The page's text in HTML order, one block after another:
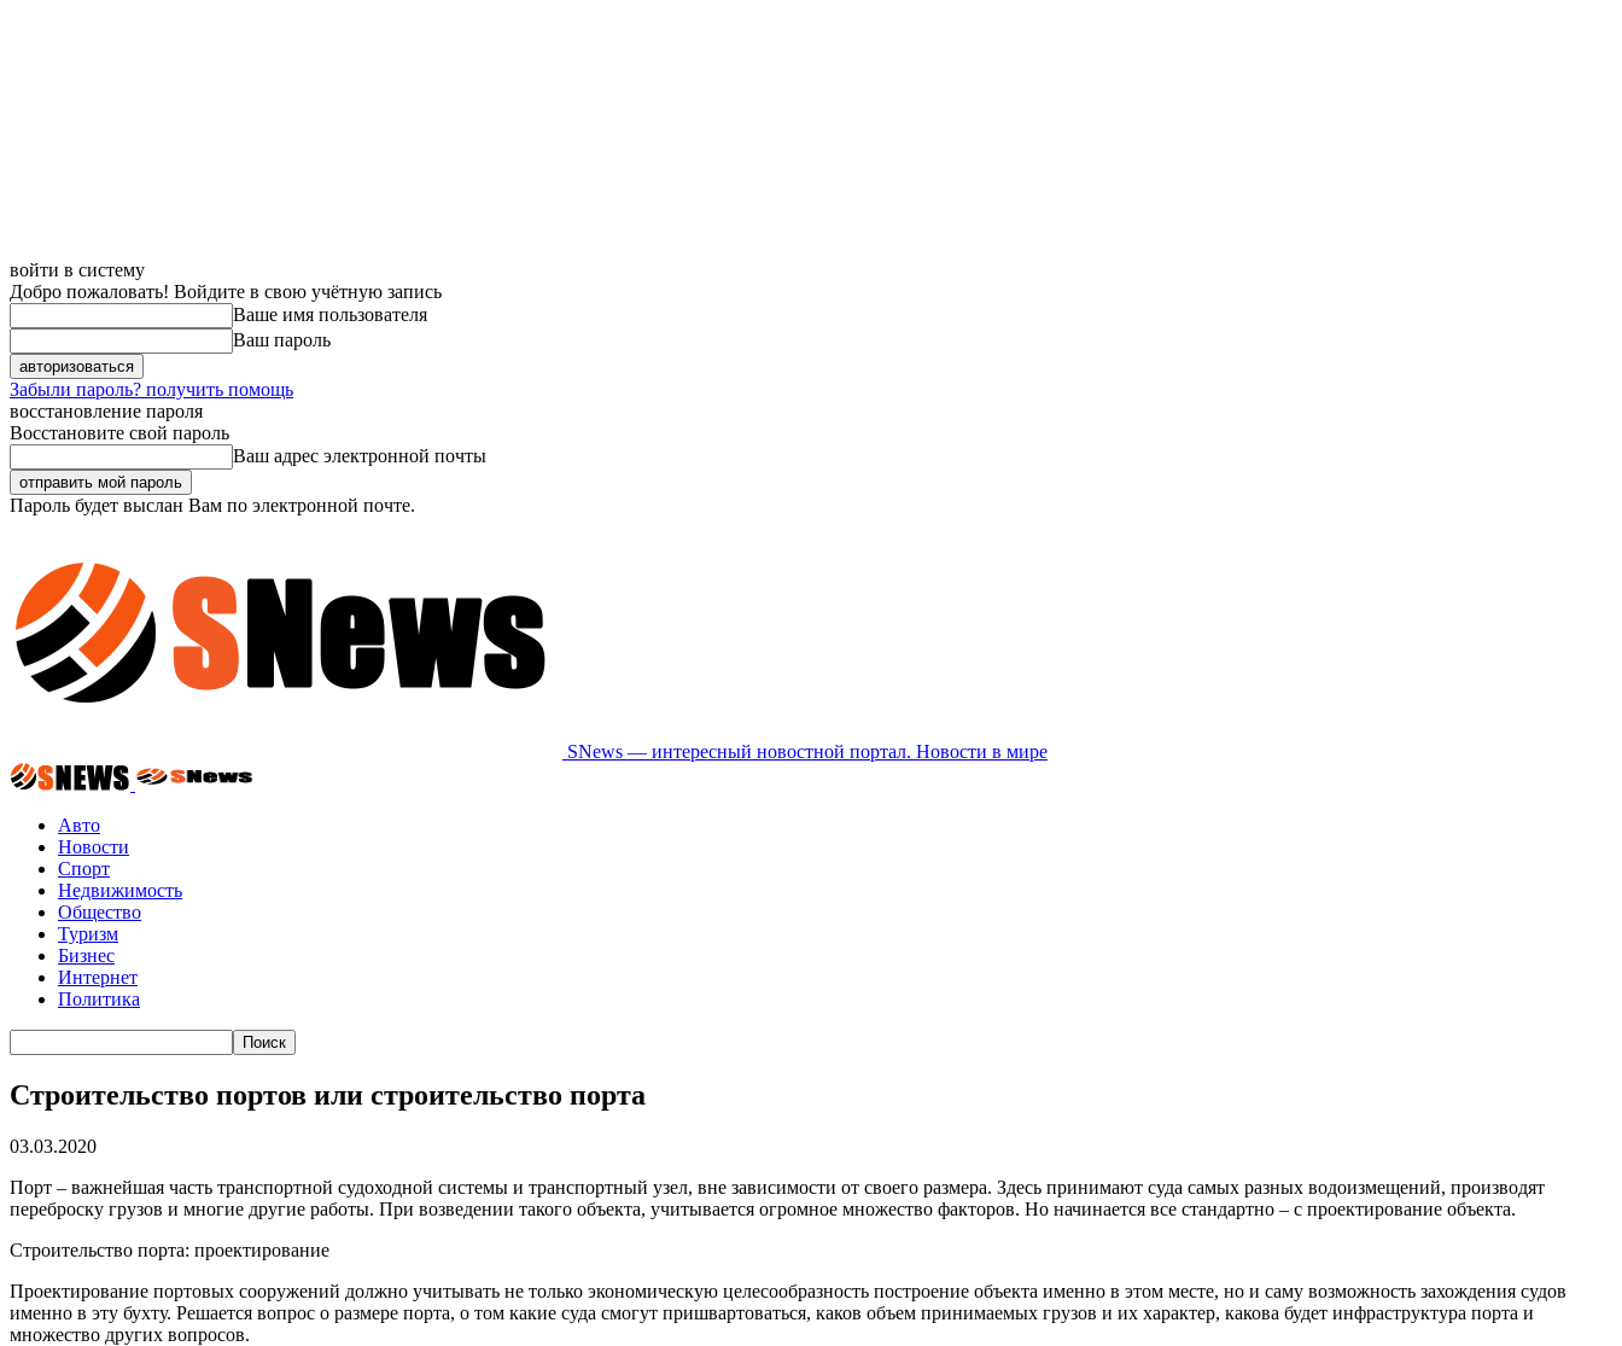
войти в систему
Добро пожаловать! Войдите в свою учётную запись
Ваше имя пользователя
Ваш пароль
Забыли пароль? получить помощь
восстановление пароля
Восстановите свой пароль
Ваш адрес электронной почты
Пароль будет выслан Вам по электронной почте.
SNews — интересный новостной портал. Новости в мире
Авто
Новости
Спорт
Недвижимость
Общество
Туризм
Бизнес
Интернет
Политика
Строительство портов или строительство порта
03.03.2020
Порт – важнейшая часть транспортной судоходной системы и транспортный узел, вне зависимости от своего размера. Здесь принимают суда самых разных водоизмещений, производят
переброску грузов и многие другие работы. При возведении такого объекта, учитывается огромное множество факторов. Но начинается все стандартно – с проектирование объекта.
Строительство порта: проектирование
Проектирование портовых сооружений должно учитывать не только экономическую целесообразность построение объекта именно в этом месте, но и саму возможность захождения судов
именно в эту бухту. Решается вопрос о размере порта, о том какие суда смогут пришвартоваться, каков объем принимаемых грузов и их характер, какова будет инфраструктура порта и
множество других вопросов.